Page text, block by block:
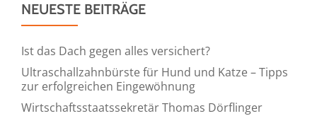
NEUESTE BEITRÄGE
Ist das Dach gegen alles versichert?
Ultraschallzahnbürste für Hund und Katze – Tipps
zur erfolgreichen Eingewöhnung
Wirtschaftsstaatssekretär Thomas Dörflinger